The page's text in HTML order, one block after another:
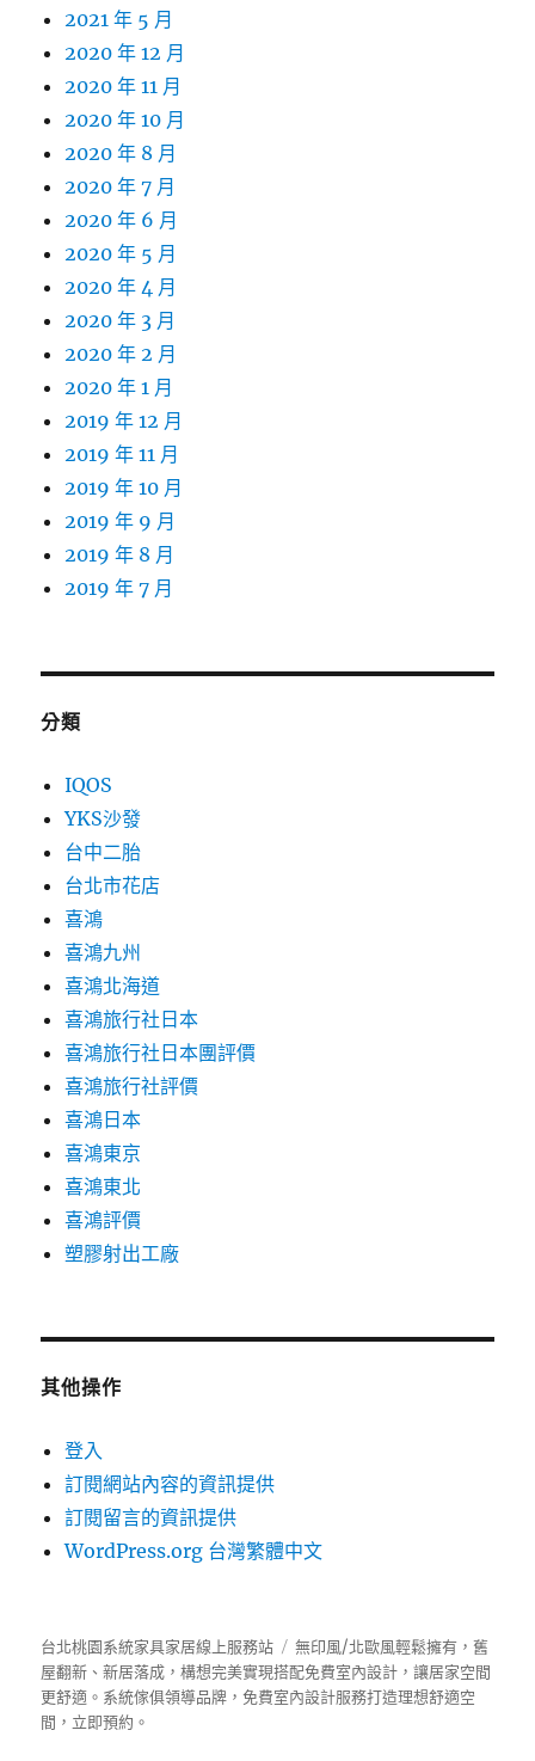
2021 年 5 月
2020 年 12 月
2020 年 11 月
2020 年 10 月
2020 年 8 月
2020 年 7 月
2020 年 6 月
2020 年 5 月
2020 年 4 月
2020 年 3 月
2020 年 2 月
2020 年 1 月
2019 年 12 月
2019 年 11 月
2019 年 10 月
2019 年 9 月
2019 年 8 月
2019 年 7 月
分類
IQOS
YKS沙發
台中二胎
台北市花店
喜鴻
喜鴻九州
喜鴻北海道
喜鴻旅行社日本
喜鴻旅行社日本團評價
喜鴻旅行社評價
喜鴻日本
喜鴻東京
喜鴻東北
喜鴻評價
塑膠射出工廠
其他操作
登入
訂閱網站內容的資訊提供
訂閱留言的資訊提供
WordPress.org 台灣繁體中文
台北桃園系統家具家居線上服務站
無印風/北歐風輕鬆擁有，舊
屋翻新、新居落成，構想完美實現搭配免費室內設計，讓居家空間
更舒適。 系統傢俱領導品牌，免費室內設計服務打造理想舒適空
間，立即預約。